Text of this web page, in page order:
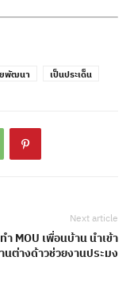
ยพัฒนา เป็นประเด็น
Next article
ทำ MOU เพื่อนบ้าน นำเข้า
นต่างด้าวช่วยงานประมง